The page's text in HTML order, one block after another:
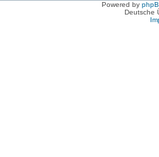
Powered by
Deutsche